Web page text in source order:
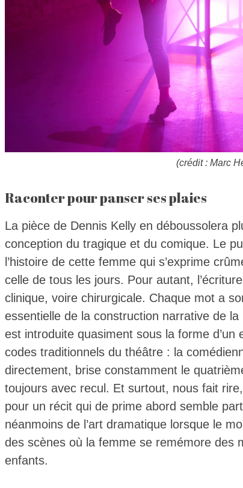
(crédit : Marc
Raconter pour panser ses plaies
La pièce de Dennis Kelly en déboussolera
conception du tragique et du comique. Le
l’histoire de cette femme qui s’exprime
celle de tous les jours. Pour autant,
clinique, voire chirurgicale. Chaque mot a
essentielle de la construction narrative de
est introduite quasiment sous la forme
codes traditionnels du théâtre : la
directement, brise constamment le
toujours avec recul. Et surtout, nous fait
pour un récit qui de prime abord semble
néanmoins de l’art dramatique lorsque le
des scènes où la femme se remémore des
enfants.